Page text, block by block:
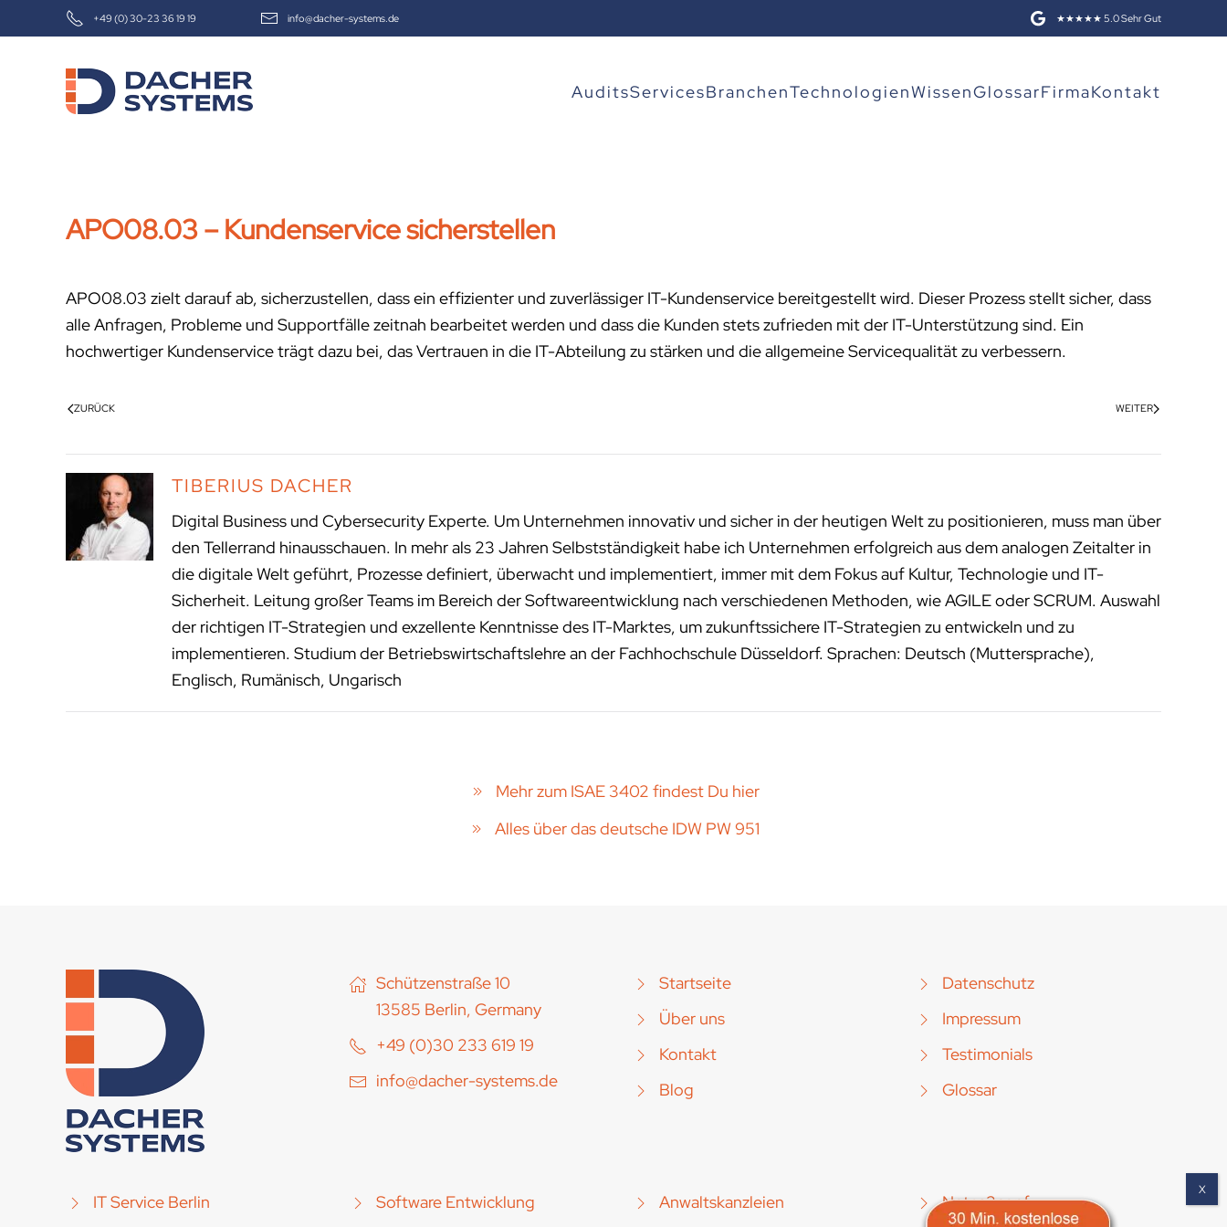
+49 (0) 30-23 36 19 19 info@dacher-systems.de ★★★★★ 5.0 Sehr Gut
AuditsServicesBranchenTechnologienWissenGlossarFirmaKontakt
APO08.03 – Kundenservice sicherstellen
APO08.03 zielt darauf ab, sicherzustellen, dass ein effizienter und zuverlässiger IT-Kundenservice bereitgestellt wird. Dieser Prozess stellt sicher, dass
alle Anfragen, Probleme und Supportfälle zeitnah bearbeitet werden und dass die Kunden stets zufrieden mit der IT-Unterstützung sind. Ein
hochwertiger Kundenservice trägt dazu bei, das Vertrauen in die IT-Abteilung zu stärken und die allgemeine Servicequalität zu verbessern.
ZURÜCK WEITER
TIBERIUS DACHER
Digital Business und Cybersecurity Experte. Um Unternehmen innovativ und sicher in der heutigen Welt zu positionieren, muss man über
den Tellerrand hinausschauen. In mehr als 23 Jahren Selbstständigkeit habe ich Unternehmen erfolgreich aus dem analogen Zeitalter in
die digitale Welt geführt, Prozesse definiert, überwacht und implementiert, immer mit dem Fokus auf Kultur, Technologie und IT-
Sicherheit. Leitung großer Teams im Bereich der Softwareentwicklung nach verschiedenen Methoden, wie AGILE oder SCRUM. Auswahl
der richtigen IT-Strategien und exzellente Kenntnisse des IT-Marktes, um zukunftssichere IT-Strategien zu entwickeln und zu
implementieren. Studium der Betriebswirtschaftslehre an der Fachhochschule Düsseldorf. Sprachen: Deutsch (Muttersprache),
Englisch, Rumänisch, Ungarisch
Mehr zum ISAE 3402 findest Du hier
Alles über das deutsche IDW PW 951
Schützenstraße 10
13585 Berlin, Germany
+49 (0)30 233 619 19
info@dacher-systems.de
Startseite
Über uns
Kontakt
Blog
Datenschutz
Impressum
Testimonials
Glossar
IT Service Berlin Software Entwicklung Anwaltskanzleien Notes2conf